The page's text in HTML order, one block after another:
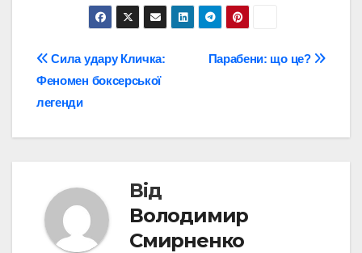
Навігація
записів
Парабени: що це?
Сила удару Кличка:
Феномен боксерської
легенди
Від
Володимир
Смирненко